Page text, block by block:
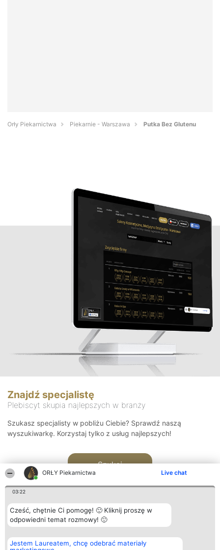
ORŁY Piekarnictwa Live chat
03:22
Cześć, chętnie Ci pomogę! 🙂 Kliknij proszę w
odpowiedni temat rozmowy! 🙂
Jestem Laureatem, chcę odebrać materiały
Orły Piekarnictwa Piekarnie - Warszawa Putka Bez Glutenu
Znajdź specjalistę
Plebiscyt skupia najlepszych w branży
Szukasz specjalisty w pobliżu Ciebie? Sprawdź naszą
wyszukiwarkę. Korzystaj tylko z usług najlepszych!
Szukaj
Organizator plebiscytu
Bright Side Solutions sp. z o.
Plebiscyt
Laureaci
Kontakt
Kontakt